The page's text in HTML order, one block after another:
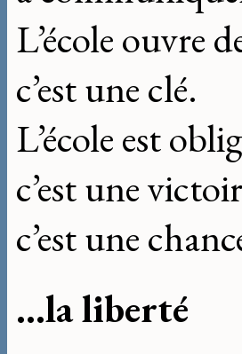
L’école ouvre
c’est une clé.
L’école est
c’est une
c’est une
...la liberté